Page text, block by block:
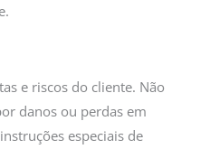
e riscos do cliente. Não
danos ou perdas em
especiais de